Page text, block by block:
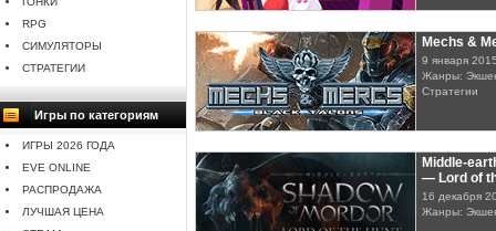
RPG
СИМУЛЯТОРЫ
СТРАТЕГИИ
Игры по категориям
ИГРЫ 2026 ГОДА
EVE ONLINE
РАСПРОДАЖА
ЛУЧШАЯ ЦЕНА
Mechs &
9 января
Жанры:
Стратегии
Middle-
— Lord of
16 декабря
Жанры: